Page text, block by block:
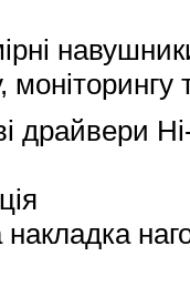
моніторингу
драйвери